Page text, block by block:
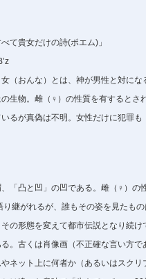
て貴女だけの詩(ポエム)」
（おんな）とは、神が男性と対にな
生物。雌（♀）の性質を有するとさ
るが真偽は不明。女性だけに犯罪も
「凸と凹」の凹である。雌（♀）の
り継がれるが、誰もその姿を見たも
の形態を変えて都市伝説となり続け
。古くは肖像画（不正確な言い方で
ネット上に何者か（あるいはスクリ